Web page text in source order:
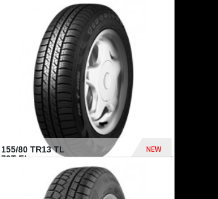
155/80 TR13 TL
79T FI...
NEW